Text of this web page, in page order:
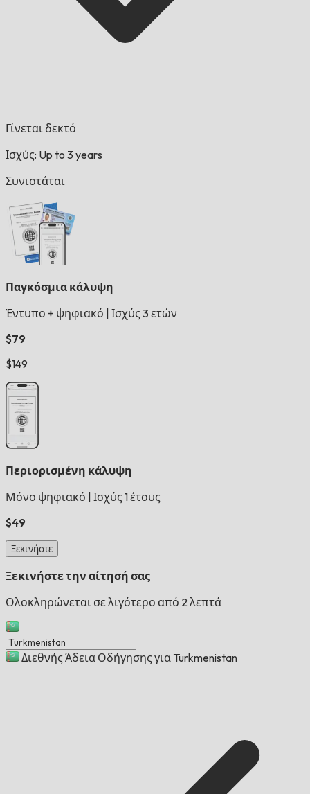
Γίνεται δεκτό
Ισχύς: Up to 3 years
Συνιστάται
Παγκόσμια κάλυψη
Έντυπο + ψηφιακό Ισχύς 3 ετών
$79
$149
Περιορισμένη κάλυψη
Μόνο ψηφιακό Ισχύς 1 έτους
$49
Ξεκινήστε
Ξεκινήστε την αίτησή σας
Ολοκληρώνεται σε λιγότερο από 2 λεπτά
Διεθνής Άδεια Οδήγησης για Turkmenistan